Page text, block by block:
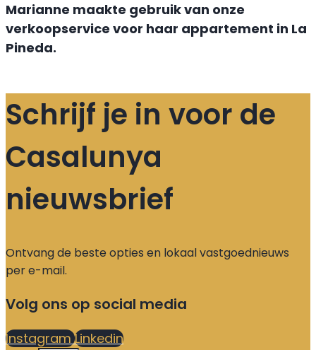
Marianne maakte gebruik van onze
verkoopservice voor haar appartement in La
Pineda.
Schrijf je in voor de
Casalunya
nieuwsbrief
Ontvang de beste opties en lokaal vastgoednieuws
per e-mail.
Volg ons op social media
Instagram Linkedin